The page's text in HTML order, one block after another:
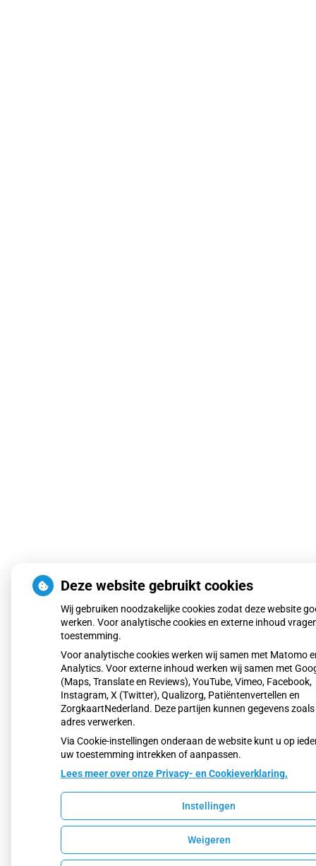
Deze website gebruikt cookies
Wij gebruiken noodzakelijke cookies zodat deze website
werken. Voor analytische cookies en externe inhoud
toestemming.
Voor analytische cookies werken wij samen met Matomo
Analytics. Voor externe inhoud werken wij samen met
(Maps, Translate en Reviews), YouTube, Vimeo, Facebook,
Instagram, X (Twitter), Qualizorg, Patiëntenvertellen en
ZorgkaartNederland. Deze partijen kunnen gegevens
adres verwerken.
Via Cookie-instellingen onderaan de website kunt u op
uw toestemming intrekken of aanpassen.
Lees meer over onze Privacy- en Cookieverklaring.
Instellingen
Weigeren